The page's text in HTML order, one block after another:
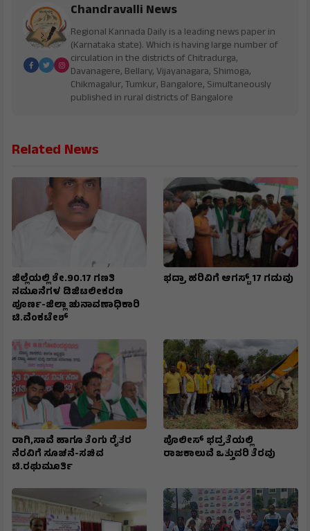
Chandravalli News
Regional Kannada Daily is a leading news paper in
(Karnataka state). Which is having large number of
circulation in the districts of Chitradurga,
Davanagere, Bellary, Vijayanagara, Shimoga,
Chikmagalur, Tumkur, Bangalore, Simultaneously
published in rural districts of Bangalore
Related News
ಜಿಲ್ಲೆಯಲ್ಲಿ ಶೇ.90.17 ಗಣತಿ
ನಮೂನೆಗಳ ಡಿಜಿಟಲೀಕರಣ
ಪೂರ್ಣ-ಜಿಲ್ಲಾ ಚುನಾವಣಾಧಿಕಾರಿ
ಟಿ.ವೆಂಕಟೇಶ್
ಭದ್ರಾ ಹರಿವಿಗೆ ಆಗಸ್ಟ್ 17 ಗಡುವು
ರಾಗಿ,ಸಾವೆ ಹಾಗೂ ತೆಂಗು ರೈತರ
ನೆರವಿಗೆ ಸೂಚನೆ-ಸಚಿವ
ಟಿ.ರಘುಮೂರ್ತಿ
ಪೊಲೀಸ್ ಭದ್ರತೆಯಲ್ಲಿ
ರಾಜಕಾಲುವೆ ಒತ್ತುವರಿ ತೆರವು